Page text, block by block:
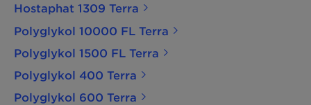
Hostaphat 1309 Terra
Polyglykol 10000 FL Terra
Polyglykol 1500 FL Terra
Polyglykol 400 Terra
Polyglykol 600 Terra